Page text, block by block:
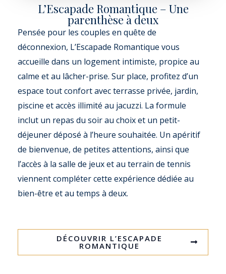
L’Escapade Romantique – Une
parenthèse à deux
Pensée pour les couples en quête de
déconnexion, L’Escapade Romantique vous
accueille dans un logement intimiste, propice au
calme et au lâcher-prise. Sur place, profitez d’un
espace tout confort avec terrasse privée, jardin,
piscine et accès illimité au jacuzzi. La formule
inclut un repas du soir au choix et un petit-
déjeuner déposé à l’heure souhaitée. Un apéritif
de bienvenue, de petites attentions, ainsi que
l’accès à la salle de jeux et au terrain de tennis
viennent compléter cette expérience dédiée au
bien-être et au temps à deux.
DÉCOUVRIR L’ESCAPADE
ROMANTIQUE